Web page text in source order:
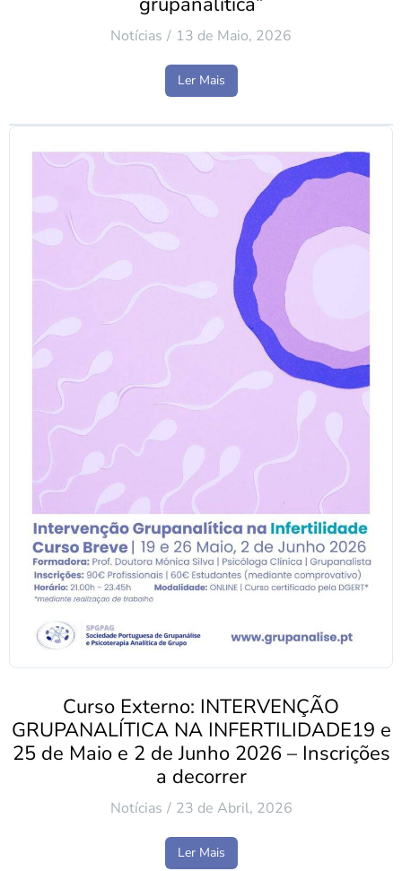
Notícias 13 de Maio, 2026
Ler Mais
Curso Externo: INTERVENÇÃO
GRUPANALÍTICA NA INFERTILIDADE19 e
25 de Maio e 2 de Junho 2026 – Inscrições
a decorrer
Notícias 23 de Abril, 2026
Ler Mais